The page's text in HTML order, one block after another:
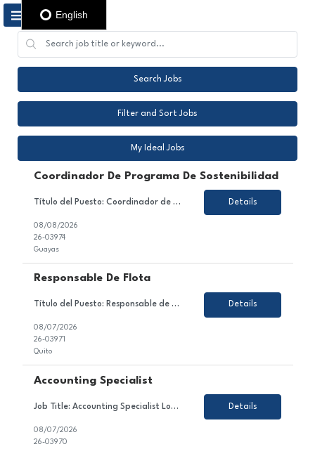
Search Jobs
Filter and Sort Jobs
My Ideal Jobs
Coordinador De Programa De Sostenibilidad
Título del Puesto: Coordinador de Programa de Sostenibilidad Ubicación: Guayas Sobre el Puesto Estamos en búsqueda de un Coordinador de Programa de Sostenibilidad para nuestro cliente del sector de producción de cacao. En este rol serás responsable de desarrollar e implementar de un programa de sostenibilidad de la compañía, a través... Details
08/08/2026
26-03974
Guayas
Responsable De Flota
Título del Puesto: Responsable de flota Ubicación: Quito Tipo de Contrato: Contrato con todos los beneficios de ley Sobre el Puesto Nos encontramos en la búsqueda de un Coordinador/a de Flota Vehicular para gestionar de manera integral la operación de la flota, garantizando su óptimo funcionamiento, cumplimiento de la normativa legal, eficiencia operativa ... Details
08/07/2026
26-03971
Quito
Accounting Specialist
Job Title: Accounting Specialist Location: PR - ONSITE - no paid parking Employment Type: Temporary About the Role We are looking for a detail-oriented and analytical Accounting Specialist to join our Finance & Accounting team. In this role, you will contribute to managing accounts receivable processes, supporting vendor invoice receipt and coding, maintaining monthly volume report... Details
08/07/2026
26-03970
English